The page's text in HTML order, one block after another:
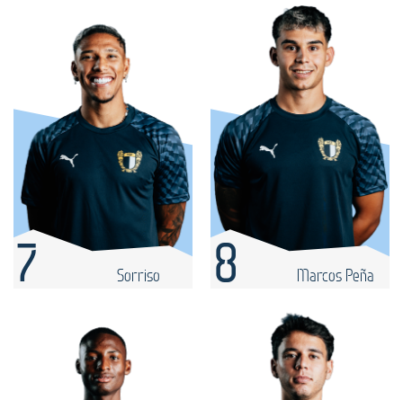
7 Sorriso 8 Marcos Peña